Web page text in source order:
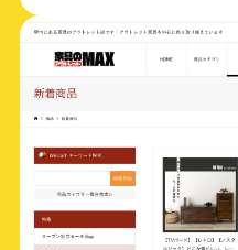
率さに課題を感じて
タベースを開 […]